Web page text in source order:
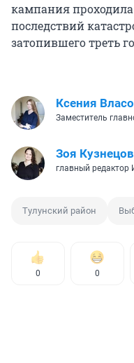
кампания
последствий
затопившего треть
Ксения
Заместитель
Зоя
главный редактор
Тулунский район
0 0